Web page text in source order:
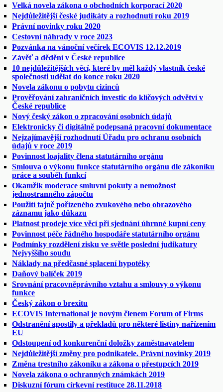
Velká novela zákona o obchodních korporací 2020
Nejdůležitější české judikáty a rozhodnutí roku 2019
Právní novinky roku 2020
Cestovní náhrady v roce 2023
Pozvánka na vánoční večírek ECOVIS 12.12.2019
Závěť a dědění v České republice
10 nejdůležitějších věcí, které by měl každý vlastník české
společnosti udělat do konce roku 2020
Novela zákonu o pobytu cizinců
Prověřování zahraničních investic do klíčových odvětví v
České republice
Nový český zákon o zpracování osobních údajů
Elektronicky či digitálně podepsaná pracovní dokumentace
Nejzajímavější rozhodnutí Úřadu pro ochranu osobních
údajů v roce 2019
Povinnost loajality člena statutárního orgánu
Smlouva o výkonu funkce statutárního orgánu dle zákoníku
práce a souběh funkcí
Okamžik moderace smluvní pokuty a nemožnost
jednostranného zápočtu
Použití tajně pořízeného zvukového nebo obrazového
záznamu jako důkazu
Platnost prodeje více věcí při sjednání úhrnné kupní ceny
Povinnost péče řádného hospodáře statutárního orgánu
Podmínky rozdělení zisku ve světle poslední judikatury
Nejvyššího soudu
Náklady na předčasné splacení hypotéky
Daňový balíček 2019
Srovnání pracovněprávního vztahu a smlouvy o výkonu
funkce
Český zákon o brexitu
ECOVIS International je novým členem Forum of Firms
Odstranění apostily a překladů pro některé listiny nařízením
EU
Odstoupení od konkurenční doložky zaměstnavatelem
Nejdůležitější změny pro podnikatele. Právní novinky 2019
Změna trestního zákoníku a zákona o přestupcích 2019
Novela zákona o ochranných známkách 2019
Diskuzní fórum církevní restituce 28.11.2018